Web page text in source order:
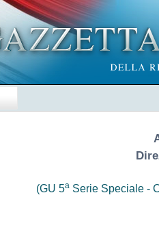
(GU 5a Serie Speciale -